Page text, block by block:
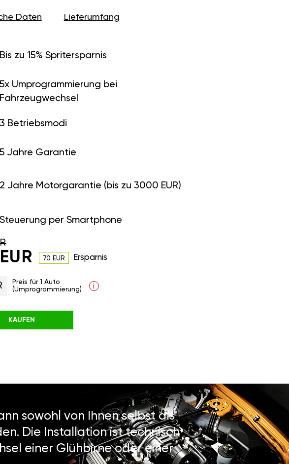
Daten Lieferumfang
Bis zu 15% Spritersparnis
5x Umprogrammierung bei
Fahrzeugwechsel
3 Betriebsmodi
5 Jahre Garantie
2 Jahre Motorgarantie (bis zu 3000 EUR)
Steuerung per Smartphone
70 EUR Ersparnis
Preis für 1 Auto
(Umprogrammierung)
i
KAUFEN
sowohl von Ihnen selbst als
Die Installation ist technisch
einer Glühbirne oder einer